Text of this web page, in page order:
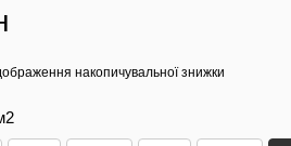
накопичувальної знижки